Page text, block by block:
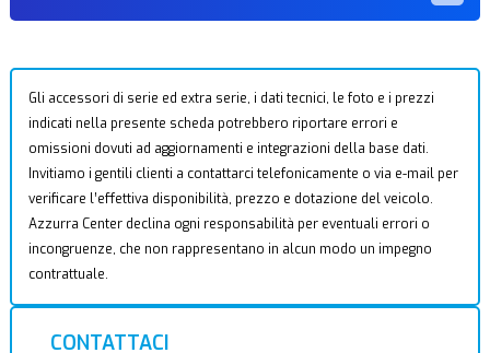
Gli accessori di serie ed extra serie, i dati tecnici, le foto e i prezzi
indicati nella presente scheda potrebbero riportare errori e
omissioni dovuti ad aggiornamenti e integrazioni della base dati.
Invitiamo i gentili clienti a contattarci telefonicamente o via e-mail per
verificare l’effettiva disponibilità, prezzo e dotazione del veicolo.
Azzurra Center declina ogni responsabilità per eventuali errori o
incongruenze, che non rappresentano in alcun modo un impegno
contrattuale.
CONTATTACI